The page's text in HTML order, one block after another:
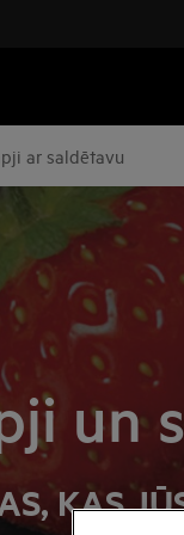
ar saldētavu
un
KAS